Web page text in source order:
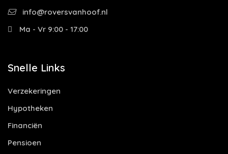
info@roversvanhoof.nl
Ma - Vr 9:00 - 17:00
Snelle Links
Verzekeringen
Hypotheken
Financiën
Pensioen